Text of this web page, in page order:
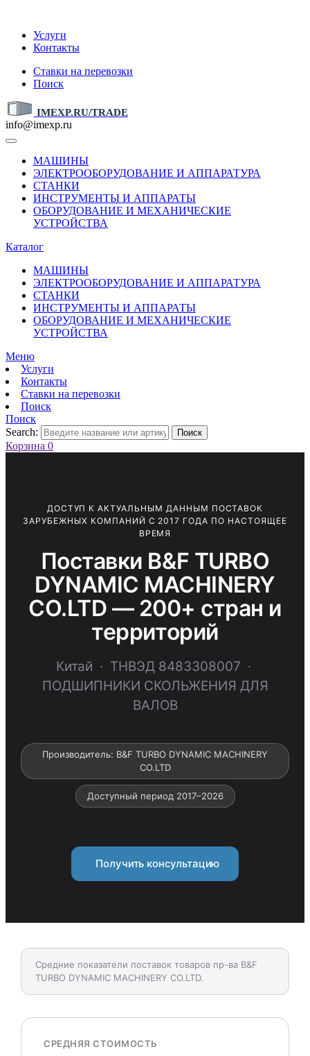
Услуги
Контакты
Ставки на перевозки
Поиск
IMEXP.RU/TRADE
info@imexp.ru
МАШИНЫ
ЭЛЕКТРООБОРУДОВАНИЕ И АППАРАТУРА
СТАНКИ
ИНСТРУМЕНТЫ И АППАРАТЫ
ОБОРУДОВАНИЕ И МЕХАНИЧЕСКИЕ
УСТРОЙСТВА
Каталог
МАШИНЫ
ЭЛЕКТРООБОРУДОВАНИЕ И АППАРАТУРА
СТАНКИ
ИНСТРУМЕНТЫ И АППАРАТЫ
ОБОРУДОВАНИЕ И МЕХАНИЧЕСКИЕ
УСТРОЙСТВА
Меню
Услуги
Контакты
Ставки на перевозки
Поиск
Поиск
Search:
Поиск
Корзина 0
ДОСТУП К АКТУАЛЬНЫМ ДАННЫМ ПОСТАВОК
ЗАРУБЕЖНЫХ КОМПАНИЙ С 2017 ГОДА ПО НАСТОЯЩЕЕ
ВРЕМЯ
Поставки B&F TURBO
DYNAMIC MACHINERY
CO.LTD — 200+ стран и
территорий
Китай · ТНВЭД 8483308007 ·
ПОДШИПНИКИ СКОЛЬЖЕНИЯ ДЛЯ
ВАЛОВ
Производитель: B&F TURBO DYNAMIC MACHINERY
CO.LTD
Доступный период 2017–2026
Получить консультацию
Средние показатели поставок товаров пр-ва B&F
TURBO DYNAMIC MACHINERY CO.LTD.
СРЕДНЯЯ СТОИМОСТЬ